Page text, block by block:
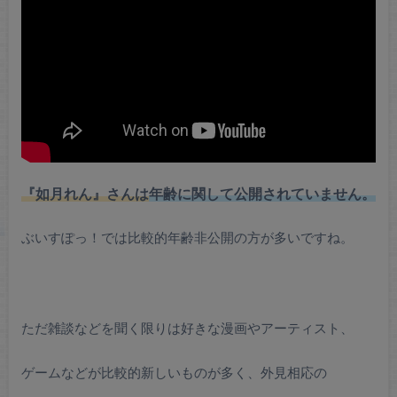
『如月れん』さんは年齢に関して公開されていません。
ぶいすぽっ！では比較的年齢非公開の方が多いですね。
ただ雑談などを聞く限りは好きな漫画やアーティスト、
ゲームなどが比較的新しいものが多く、外見相応の